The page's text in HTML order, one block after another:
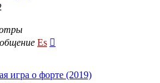
Es
игра о форте (2019)